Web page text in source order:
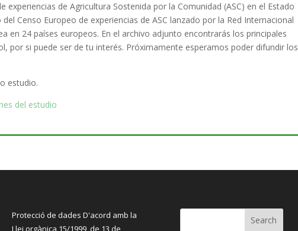
experiencias de Agricultura Sostenida por la Comunidad (ASC) en el Estado
Censo Europeo de experiencias de ASC lanzado por la Red Internacional
en 24 países europeos. En el archivo adjunto encontrarás los principales
por si puede ser de tu interés. Próximamente esperamos poder difundir los
estudio.
del estudio
Protecció de dades D'acord amb la
Llei orgànica 15/1999, de 13 de